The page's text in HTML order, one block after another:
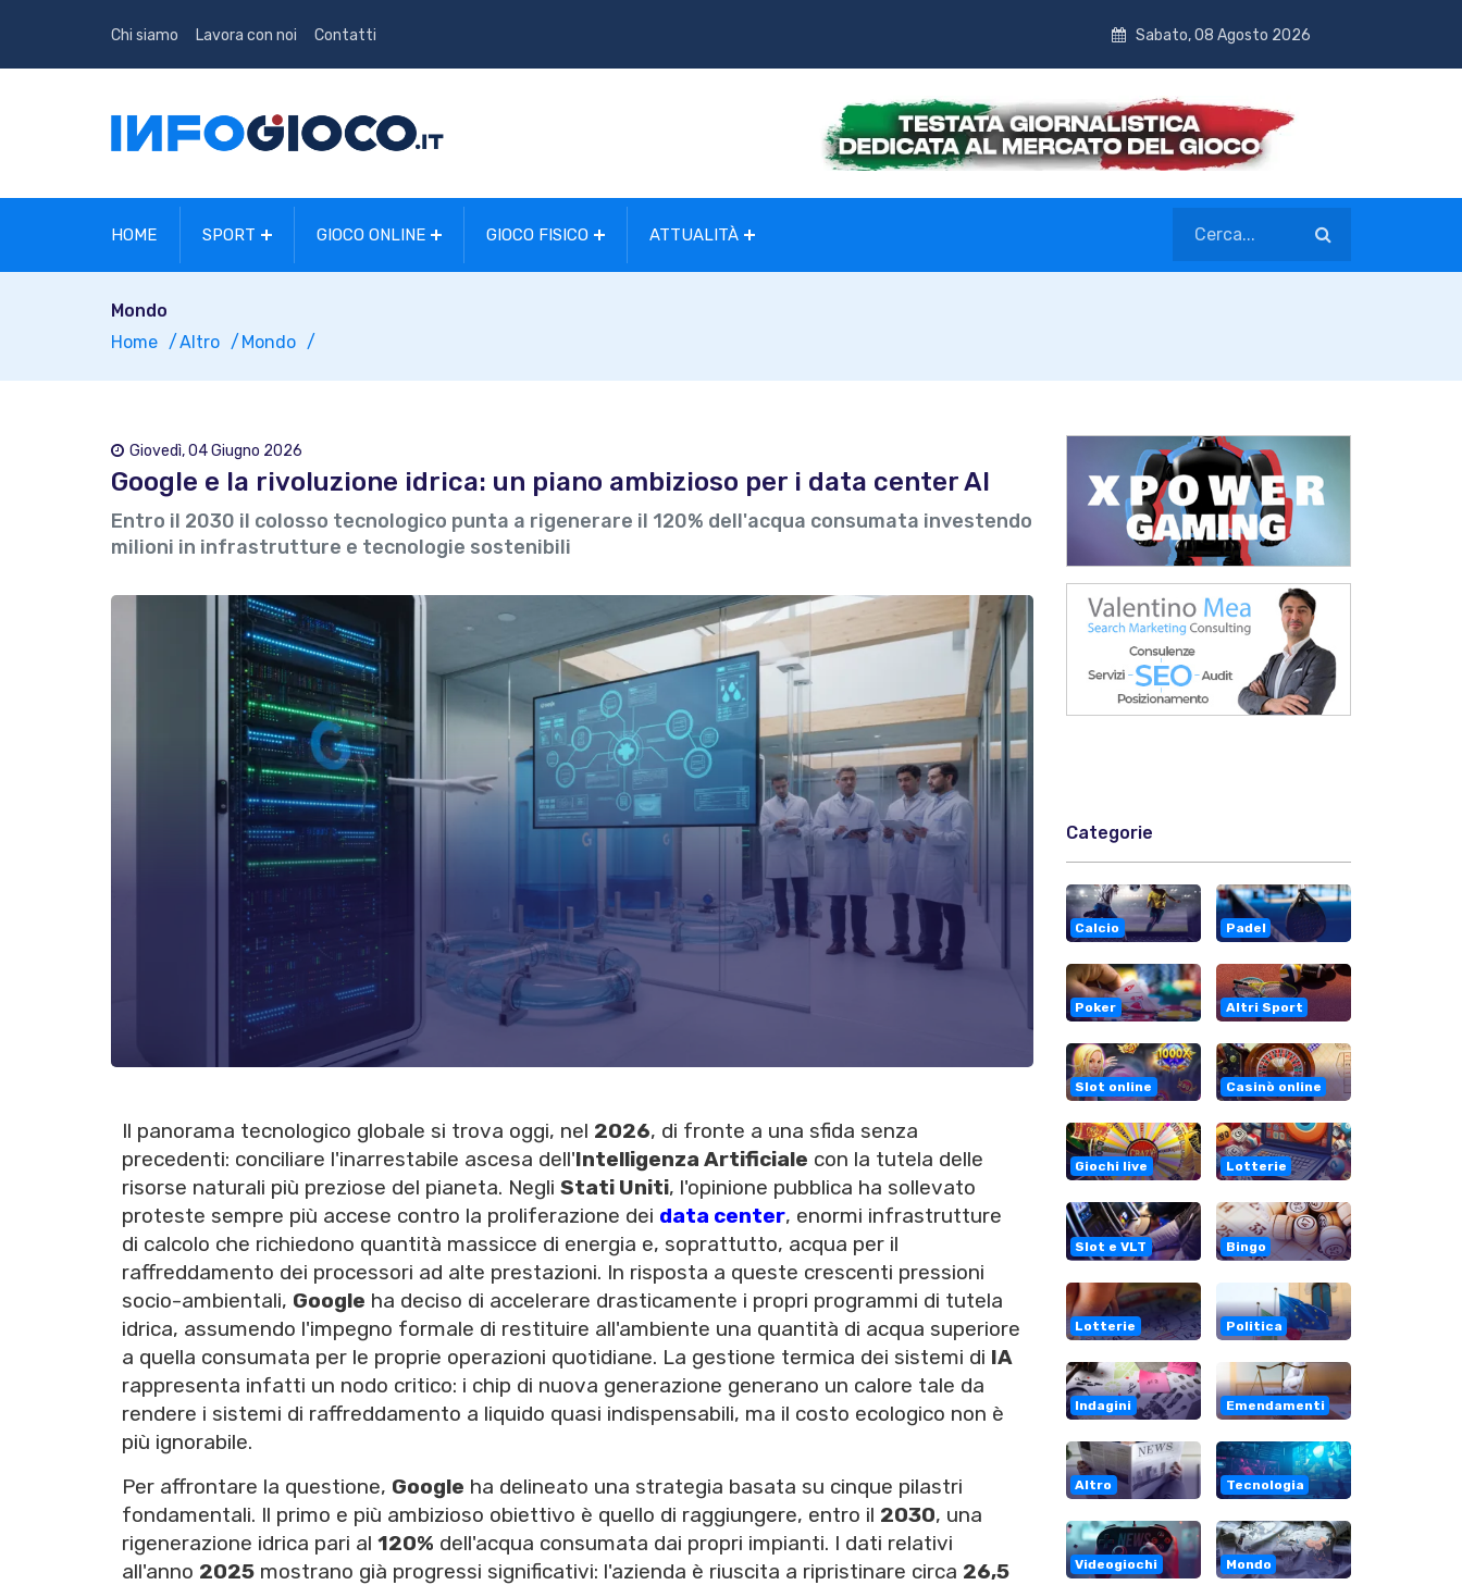
Chi siamo Lavora con noi Contatti Sabato, 08 Agosto 2026
HOME SPORT GIOCO ONLINE GIOCO FISICO ATTUALITÀ
Mondo
Home
Altro Mondo
Giovedì, 04 Giugno 2026
Google e la rivoluzione idrica: un piano ambizioso per i data center AI
Entro il 2030 il colosso tecnologico punta a rigenerare il 120% dell'acqua consumata investendo
milioni in infrastrutture e tecnologie sostenibili
Il panorama tecnologico globale si trova oggi, nel 2026, di fronte a una sfida senza
precedenti: conciliare l'inarrestabile ascesa dell'Intelligenza Artificiale con la tutela delle
risorse naturali più preziose del pianeta. Negli Stati Uniti, l'opinione pubblica ha sollevato
proteste sempre più accese contro la proliferazione dei data center, enormi infrastrutture
di calcolo che richiedono quantità massicce di energia e, soprattutto, acqua per il
raffreddamento dei processori ad alte prestazioni. In risposta a queste crescenti pressioni
socio-ambientali, Google ha deciso di accelerare drasticamente i propri programmi di tutela
idrica, assumendo l'impegno formale di restituire all'ambiente una quantità di acqua superiore
a quella consumata per le proprie operazioni quotidiane. La gestione termica dei sistemi di IA
rappresenta infatti un nodo critico: i chip di nuova generazione generano un calore tale da
rendere i sistemi di raffreddamento a liquido quasi indispensabili, ma il costo ecologico non è
più ignorabile.
Per affrontare la questione, Google ha delineato una strategia basata su cinque pilastri
fondamentali. Il primo e più ambizioso obiettivo è quello di raggiungere, entro il 2030, una
rigenerazione idrica pari al 120% dell'acqua consumata dai propri impianti. I dati relativi
all'anno 2025 mostrano già progressi significativi: l'azienda è riuscita a ripristinare circa 26,5
Categorie
Calcio Padel
Poker Altri Sport
Slot online Casinò online
Giochi live Lotterie
Slot e VLT Bingo
Lotterie Politica
Indagini Emendamenti
Altro Tecnologia
Videogiochi Mondo